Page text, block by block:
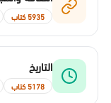
5935 كتاب
التاريخ
5178 كتاب